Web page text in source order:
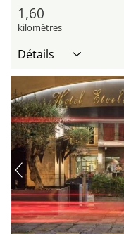
1,60
kilomètres
Détails